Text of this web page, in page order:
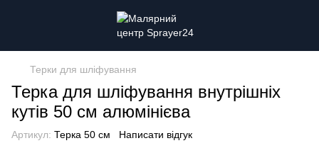
Терки для шліфування
Терка для шліфування внутрішніх
кутів 50 см алюмінієва
Артикул: Терка 50 см Написати відгук